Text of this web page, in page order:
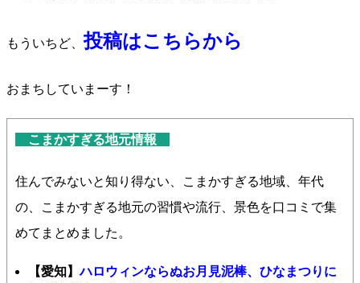
もういちど、投稿はこちらから
おまちしていまーす！
こまかすぎる地元情報
住んでみないと知り得ない、こまかすぎる地域、年代
の、こまかすぎる地元の習慣や流行、景色を口コミで集
めてまとめました。
【愛知】ハロウィンならぬお月見泥棒、ひなまつりに